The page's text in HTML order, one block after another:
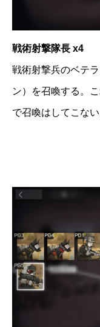
戦術射撃隊長 x4
戦術射撃兵のベテ
ン）を召喚する。
で召喚はしてこな